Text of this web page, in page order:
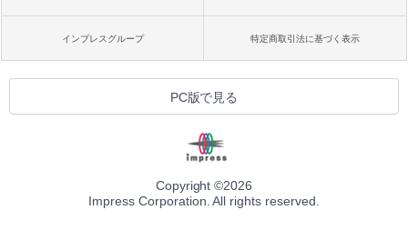
インプレスグループ 特定商取引法に基づく表示
PC版で見る
Copyright ©2026
Impress Corporation. All rights reserved.